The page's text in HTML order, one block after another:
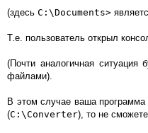
(здесь C:\Documents>
Т.е. пользователь открыл
(Почти аналогичная
файлами).
В этом случае ваша программа
(C:\Converter), то не